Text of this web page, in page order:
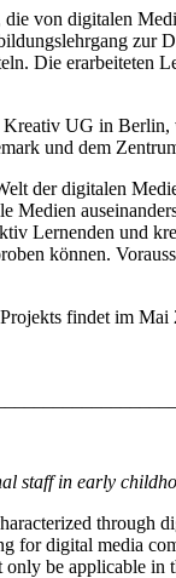
von digitalen
zur
Die erarbeiteten
UG in
und dem
der digitalen
Medien
Lernenden und
können.
findet im
staff in early
through
for digital media
be applicable